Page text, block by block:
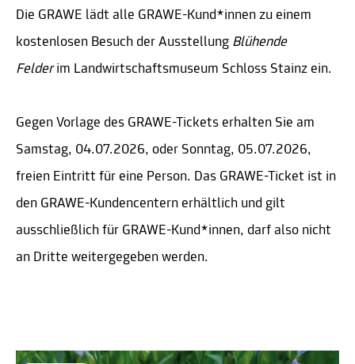
Die GRAWE lädt alle GRAWE-Kund*innen zu einem
kostenlosen Besuch der Ausstellung Blühende
Felderim Landwirtschaftsmuseum Schloss Stainz ein.
Gegen Vorlage des GRAWE-Tickets erhalten Sie am
Samstag, 04.07.2026, oder Sonntag, 05.07.2026,
freien Eintritt für eine Person. Das GRAWE-Ticket ist in
den GRAWE-Kundencentern erhältlich und gilt
ausschließlich für GRAWE-Kund*innen, darf also nicht
an Dritte weitergegeben werden.